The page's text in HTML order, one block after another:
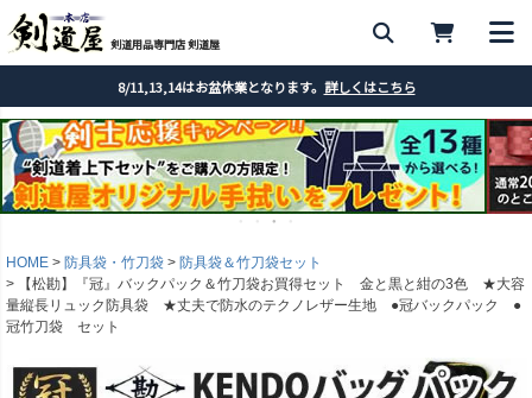
剣道用品専門店 剣道屋
8/11,13,14はお盆休業となります。 詳しくはこちら
HOME 防具袋・竹刀袋
防具袋＆竹刀袋セット
【松勘】『冠』バックパック＆竹刀袋お買得セット 金と黒と紺の3色 ★大容
量縦長リュック防具袋 ★丈夫で防水のテクノレザー生地 ●冠バックパック ●
冠竹刀袋 セット